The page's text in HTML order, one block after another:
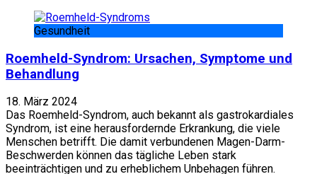
Gesundheit
Roemheld-Syndrom: Ursachen, Symptome und
Behandlung
18. März 2024
Das Roemheld-Syndrom, auch bekannt als gastrokardiales
Syndrom, ist eine herausfordernde Erkrankung, die viele
Menschen betrifft. Die damit verbundenen Magen-Darm-
Beschwerden können das tägliche Leben stark
beeinträchtigen und zu erheblichem Unbehagen führen.